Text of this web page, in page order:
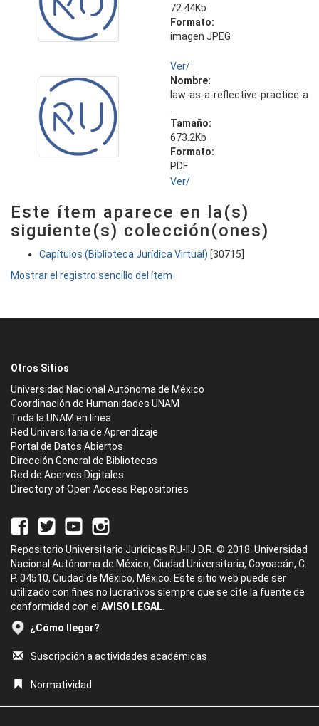
72.44Kb
Formato:
imagen JPEG
Ver/
Nombre:
law-as-a-reflective-practice-a
Tamaño:
673.2Kb
Formato:
PDF
Ver/
Este ítem aparece en la(s)
siguiente(s) colección(ones)
Capítulos (Biblioteca Jurídica Virtual) [30715]
Mostrar el registro sencillo del ítem
Otros Sitios
Universidad Nacional Autónoma de México
Coordinación de Humanidades UNAM
Toda la UNAM en línea
Red Universitaria de Aprendizaje
Portal de Datos Abiertos
Dirección General de Bibliotecas
Red de Acervos Digitales
Directory of Open Access Repositories
Repositorio Universitario Jurídicas RU-IIJ D.R. © 2018. Universidad
Nacional Autónoma de México, Ciudad Universitaria, Coyoacán, C.
P. 04510, Ciudad de México, México. Este sitio web puede ser
utilizado con fines no lucrativos siempre que se cite la fuente de
conformidad con el AVISO LEGAL.
¿Cómo llegar?
Suscripción a actividades académicas
Normatividad